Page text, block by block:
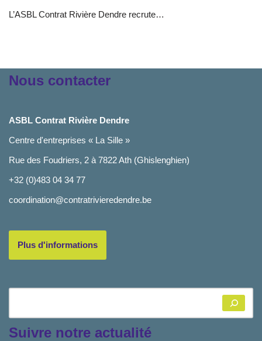
L’ASBL Contrat Rivière Dendre recrute…
Nous contacter
ASBL Contrat Rivière Dendre
Centre d'entreprises « La Sille »
Rue des Foudriers, 2 à 7822 Ath (Ghislenghien)
+32 (0)483 04 34 77
coordination@contratrivieredendre.be
Plus d'informations
Suivre notre actualité